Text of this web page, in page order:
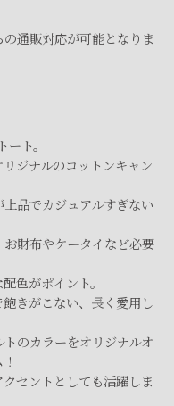
通販対応が可能となりま
ト。
ジナルのコットンキャン
品でカジュアルすぎない
財布やケータイなど必要
色がポイント。
きがこない、長く愛用し
のカラーをオリジナルオ
セントとしても活躍しま